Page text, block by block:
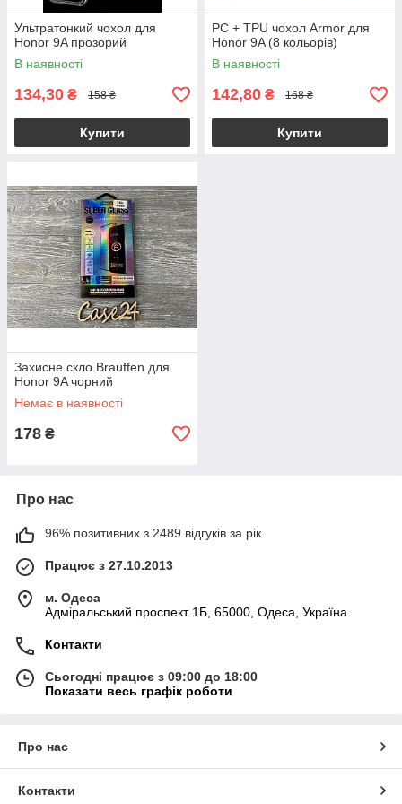
Ультратонкий чохол для
Honor 9A прозорий
В наявності
134,30 ₴ 158 ₴
Купити
PC + TPU чохол Armor для
Honor 9A (8 кольорів)
В наявності
142,80 ₴ 168 ₴
Купити
Захисне скло Brauffen для
Honor 9A чорний
Немає в наявності
178 ₴
Про нас
96% позитивних з 2489 відгуків за рік
Працює з 27.10.2013
м. Одеса
Адміральський проспект 1Б, 65000, Одеса, Україна
Контакти
Сьогодні працює з 09:00 до 18:00
Показати весь графік роботи
Про нас
Контакти